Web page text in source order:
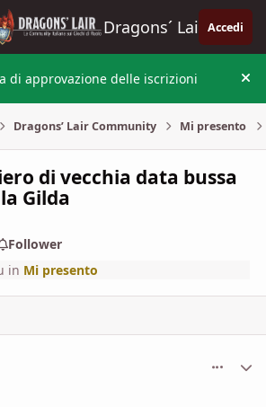
Dragons´ Lair Accedi
di approvazione delle iscrizioni
Dragons’ Lair Community Mi presento
di vecchia data bussa
Gilda
Follower
in Mi presento